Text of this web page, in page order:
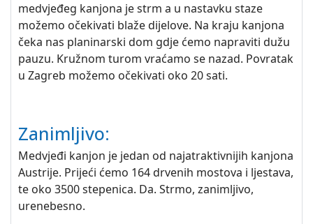
medvjeđeg kanjona je strm a u nastavku staze
možemo očekivati blaže dijelove. Na kraju kanjona
čeka nas planinarski dom gdje ćemo napraviti dužu
pauzu. Kružnom turom vraćamo se nazad. Povratak
u Zagreb možemo očekivati oko 20 sati.
Zanimljivo:
Medvjeđi kanjon je jedan od najatraktivnijih kanjona
Austrije. Prijeći ćemo 164 drvenih mostova i ljestava,
te oko 3500 stepenica. Da. Strmo, zanimljivo,
urenebesno.